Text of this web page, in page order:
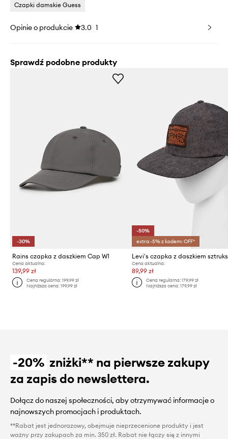
Czapki damskie Guess
Opinie o produkcie 3.0 1
Sprawdź podobne produkty
-30%
Rains czapka z daszkiem Cap W1
Cena aktualna:
139,99 zł
Cena regularna:199,99 zł
Najniższa cena:199,99 zł
-50%
extra -5% z kodem: OFF*
Levi's czapka z daszkiem
Cena aktualna:
89,99 zł
Cena regularna: 179,99 zł
Najniższa cena: 179,99 zł
-20% zniżki** na pierwsze zakupy
za zapis do newslettera.
Dołącz do naszej społeczności, aby otrzymywać informacje o
najnowszych promocjach i produktach.
**Rabat jest jednorazowy, obejmuje nieprzecenione produkty i jest
ważny przy zakupach za min. 350 zł. Rabat nie łączy się z innymi